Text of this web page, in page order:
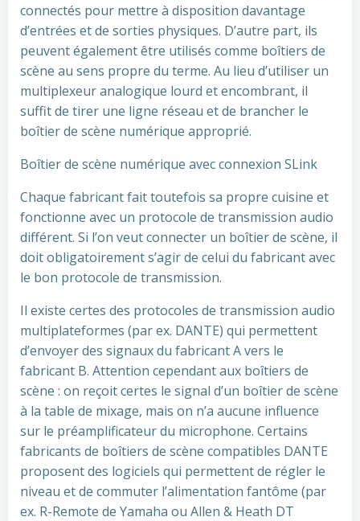
connectés pour mettre à disposition davantage
d’entrées et de sorties physiques. D’autre part, ils
peuvent également être utilisés comme boîtiers de
scène au sens propre du terme. Au lieu d’utiliser un
multiplexeur analogique lourd et encombrant, il
suffit de tirer une ligne réseau et de brancher le
boîtier de scène numérique approprié.
Boîtier de scène numérique avec connexion SLink
Chaque fabricant fait toutefois sa propre cuisine et
fonctionne avec un protocole de transmission audio
différent. Si l’on veut connecter un boîtier de scène, il
doit obligatoirement s’agir de celui du fabricant avec
le bon protocole de transmission.
Il existe certes des protocoles de transmission audio
multiplateformes (par ex. DANTE) qui permettent
d’envoyer des signaux du fabricant A vers le
fabricant B. Attention cependant aux boîtiers de
scène : on reçoit certes le signal d’un boîtier de scène
à la table de mixage, mais on n’a aucune influence
sur le préamplificateur du microphone. Certains
fabricants de boîtiers de scène compatibles DANTE
proposent des logiciels qui permettent de régler le
niveau et de commuter l’alimentation fantôme (par
ex. R-Remote de Yamaha ou Allen & Heath DT